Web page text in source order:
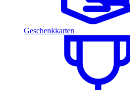
Geschenkkarten